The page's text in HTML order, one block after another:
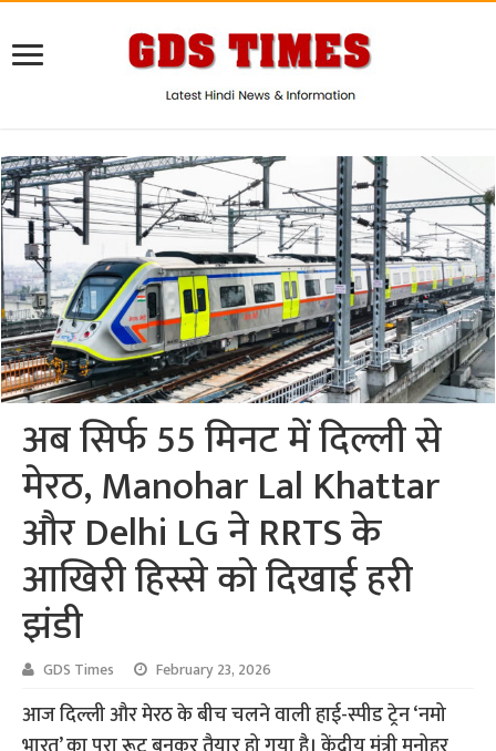
अब सिर्फ 55 मिनट में दिल्ली से
मेरठ, Manohar Lal Khattar
और Delhi LG ने RRTS के
आखिरी हिस्से को दिखाई हरी
झंडी
GDS Times February 23, 2026
आज दिल्ली और मेरठ के बीच चलने वाली हाई-स्पीड ट्रेन ‘नमो